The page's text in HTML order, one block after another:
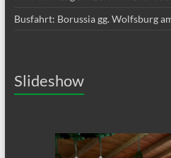
Busfahrt: Borussia gg. Wolfsburg
Slideshow